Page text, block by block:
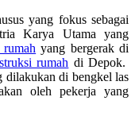
yang fokus sebagai
Karya Utama yang
yang bergerak di
rumah di Depok.
dilakukan di bengkel las
oleh pekerja yang